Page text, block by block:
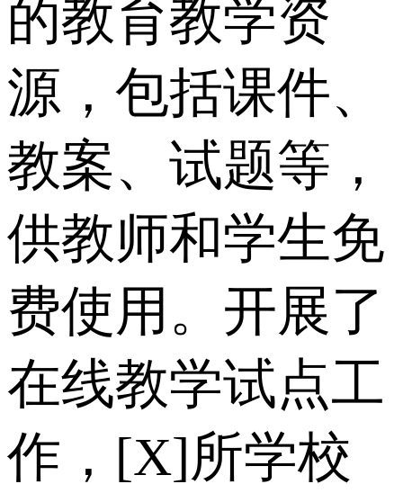
的教育教学资
源，包括课件、
教案、试题等，
供教师和学生免
费使用。开展了
在线教学试点工
作，[X]所学校